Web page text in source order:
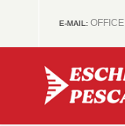
E-MAIL: